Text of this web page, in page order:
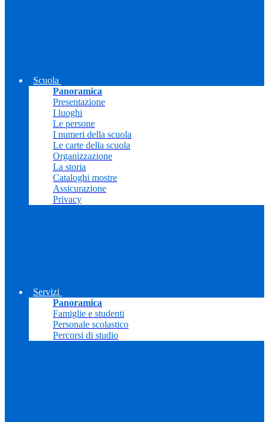
Scuola
Panoramica
Presentazione
I luoghi
Le persone
I numeri della scuola
Le carte della scuola
Organizzazione
La storia
Cataloghi mostre
Assicurazione
Privacy
Servizi
Panoramica
Famiglie e studenti
Personale scolastico
Percorsi di studio